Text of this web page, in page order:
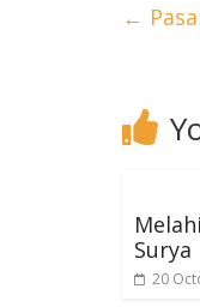
←
Surya
20